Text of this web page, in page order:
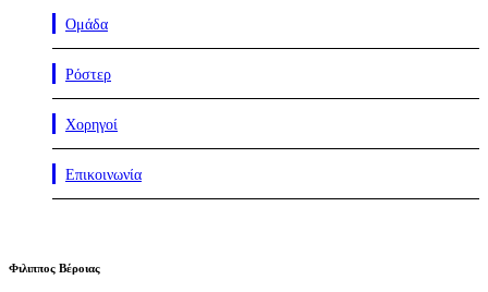
Ομάδα
Ρόστερ
Χορηγοί
Επικοινωνία
Φιλιππος Βέροιας